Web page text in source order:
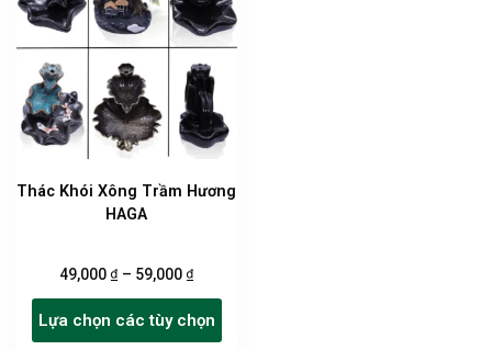
Thác Khói Xông Trầm Hương
HAGA
49,000 ₫ – 59,000 ₫
Lựa chọn các tùy chọn
Sản